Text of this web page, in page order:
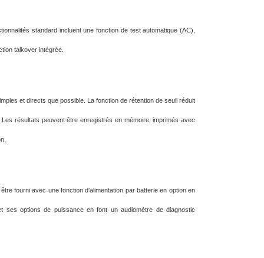
standard incluent une fonction de test automatique (AC),
talkover intégrée.
et directs que possible. La fonction de rétention de seuil réduit
Les résultats peuvent être enregistrés en mémoire, imprimés avec
fourni avec une fonction d'alimentation par batterie en option en
ses options de puissance en font un audiomètre de diagnostic